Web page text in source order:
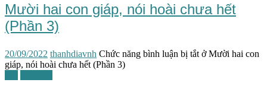
Mười hai con giáp, nói hoài chưa hết
(Phần 3)
20/09/2022 thanhdiavnh Chức năng bình luận bị tắt ở Mười hai con
giáp, nói hoài chưa hết (Phần 3)